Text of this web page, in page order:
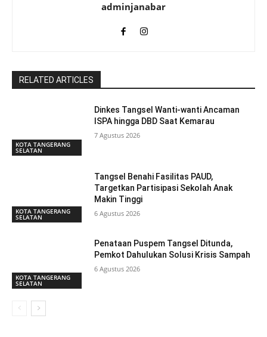
adminjanabar
RELATED ARTICLES
KOTA TANGERANG
SELATAN
Dinkes Tangsel Wanti-wanti Ancaman
ISPA hingga DBD Saat Kemarau
7 Agustus 2026
KOTA TANGERANG
SELATAN
Tangsel Benahi Fasilitas PAUD,
Targetkan Partisipasi Sekolah Anak
Makin Tinggi
6 Agustus 2026
KOTA TANGERANG
SELATAN
Penataan Puspem Tangsel Ditunda,
Pemkot Dahulukan Solusi Krisis Sampah
6 Agustus 2026